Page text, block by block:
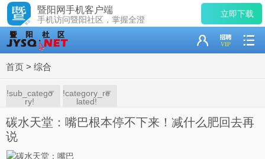
暨阳网手机客户端
手机访问暨阳社区，掌握全澄
立即下载
首页 > 综合
!sub_catego
ry!
!category_re
lated!
碳水天堂：嘴巴根本停不下来！减什么肥回去再
说